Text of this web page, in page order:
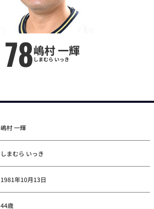
78嶋村 一輝
しまむら いっき
嶋村 一輝
しまむら いっき
1981年10月13日
44歳